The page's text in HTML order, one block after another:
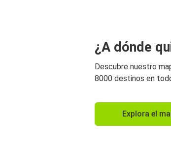
¿A dónde
Descubre nuestro
8000 destinos en
Explora el